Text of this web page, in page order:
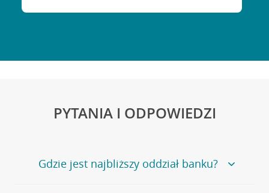
PYTANIA I ODPOWIEDZI
Gdzie jest najbliższy oddział banku?